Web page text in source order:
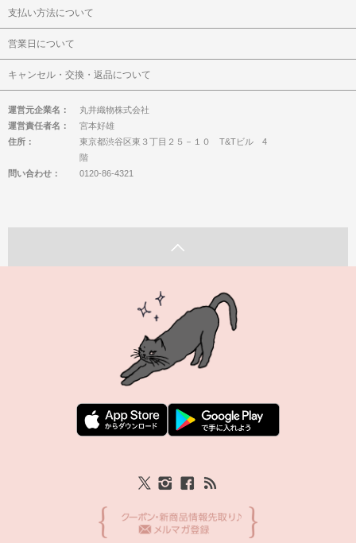
支払い方法について
営業日について
キャンセル・交換・返品について
運営元企業名：
丸井織物株式会社
運営責任者名：
宮本好雄
住所：
東京都渋谷区東３丁目２５－１０ T&Tビル 4
階
問い合わせ：
0120-86-4321